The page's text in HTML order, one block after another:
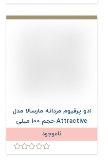
ادو پرفیوم مردانه مارسالا مدل
Attractive حجم 100 میلی
لیتر
ناموجود